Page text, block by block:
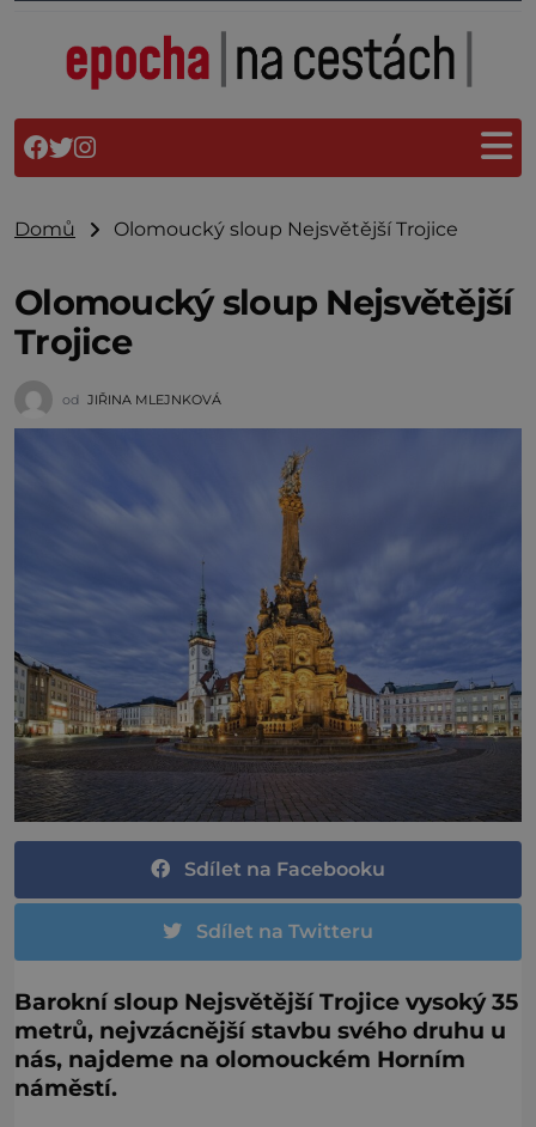
Domů Olomoucký sloup Nejsvětější Trojice
Olomoucký sloup Nejsvětější
Trojice
od JIŘINA MLEJNKOVÁ
Sdílet na Facebooku
Sdílet na Twitteru
Barokní sloup Nejsvětější Trojice vysoký 35
metrů, nejvzácnější stavbu svého druhu u
nás, najdeme na olomouckém Horním
náměstí.